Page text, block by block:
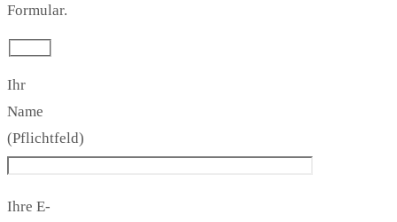
Formular.
Ihr
Name
(Pflichtfeld)
Ihre E-